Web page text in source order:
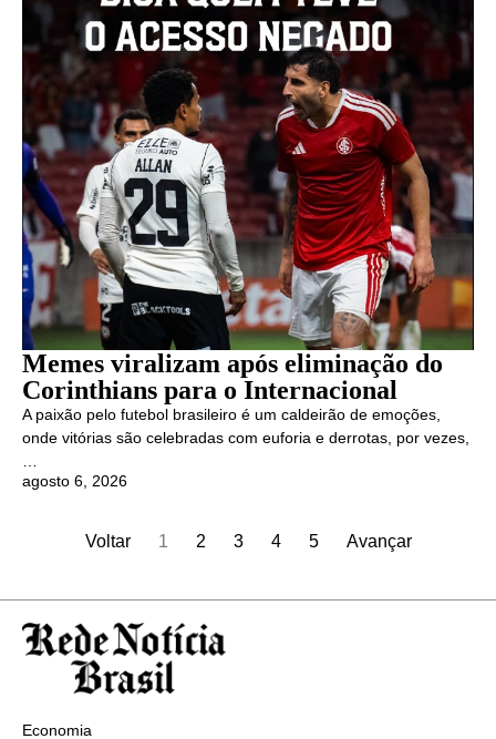
Memes viralizam após eliminação do
Corinthians para o Internacional
A paixão pelo futebol brasileiro é um caldeirão de emoções,
onde vitórias são celebradas com euforia e derrotas, por vezes,
agosto 6, 2026
Voltar 1 2 3 4 5 Avançar
Economia